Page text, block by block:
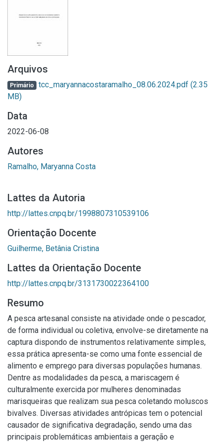
Arquivos
Primário tcc_maryannacostaramalho_08.06.2024.pdf (2.35
MB)
Data
2022-06-08
Autores
Ramalho, Maryanna Costa
Lattes da Autoria
http://lattes.cnpq.br/1998807310539106
Orientação Docente
Guilherme, Betânia Cristina
Lattes da Orientação Docente
http://lattes.cnpq.br/3131730022364100
Resumo
A pesca artesanal consiste na atividade onde o pescador,
de forma individual ou coletiva, envolve-se diretamente na
captura dispondo de instrumentos relativamente simples,
essa prática apresenta-se como uma fonte essencial de
alimento e emprego para diversas populações humanas.
Dentre as modalidades da pesca, a mariscagem é
culturalmente exercida por mulheres denominadas
marisqueiras que realizam sua pesca coletando moluscos
bivalves. Diversas atividades antrópicas tem o potencial
causador de significativa degradação, sendo uma das
principais problemáticas ambientais a geração e